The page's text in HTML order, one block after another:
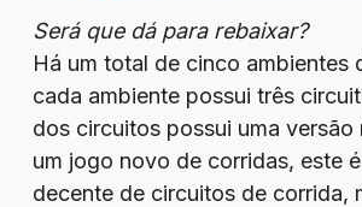
Será que dá para rebaixar?
Há um total de cinco ambientes
cada ambiente possui três
dos circuitos possui uma versão
um jogo novo de corridas, este
decente de circuitos de corrida,